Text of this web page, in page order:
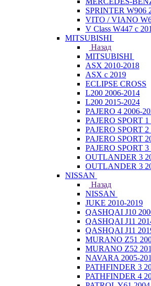
SPRINTER W906
VITO / VIANO
V Class W447 с
MITSUBISHI
Назад
MITSUBISHI
ASX 2010-2018
ASX с 2019
ECLIPSE CROSS
L200 2006-2014
L200 2015-2024
PAJERO 4 2006-
PAJERO SPORT 1
PAJERO SPORT 2
PAJERO SPORT
PAJERO SPORT 3
OUTLANDER 3
OUTLANDER 3
NISSAN
Назад
NISSAN
JUKE 2010-2019
QASHQAI J10
QASHQAI J11
QASHQAI J11
MURANO Z51
MURANO Z52
NAVARA 2005-
PATHFINDER 3
PATHFINDER 4